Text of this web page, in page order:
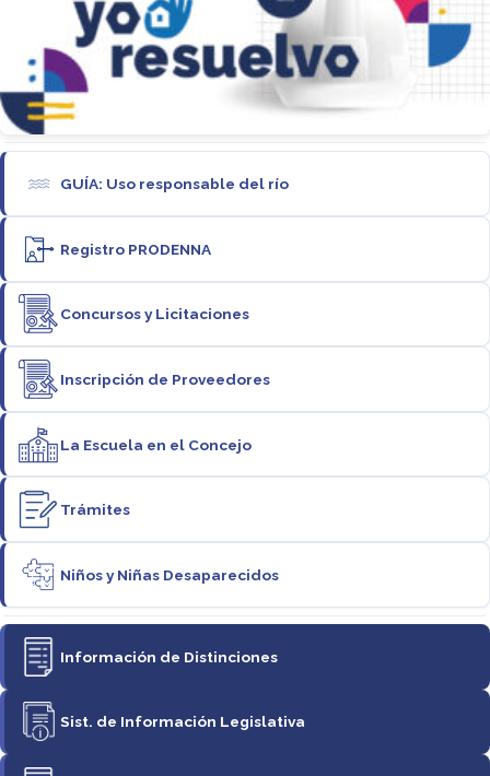
GUÍA: Uso responsable del río
Registro PRODENNA
Concursos y Licitaciones
Inscripción de Proveedores
La Escuela en el Concejo
Trámites
Niños y Niñas Desaparecidos
Información de Distinciones
Sist. de Información Legislativa